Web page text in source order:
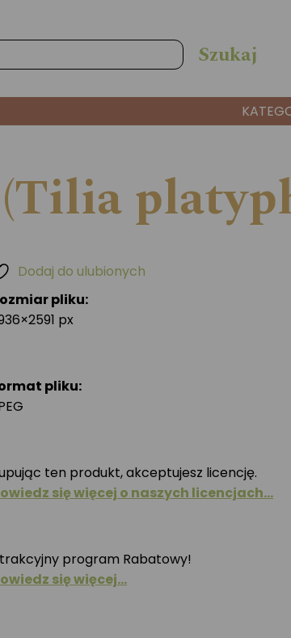
pliku:
px
pliku:
ten produkt, akceptujesz licencję.
się więcej o naszych licencjach…
program Rabatowy!
się więcej…
Dodaj do ulubionych